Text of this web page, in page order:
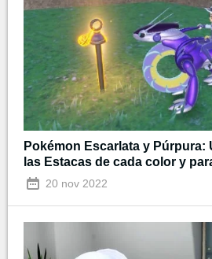
Pokémon Escarlata y Púrpura:
las Estacas de cada color y
20 nov 2022